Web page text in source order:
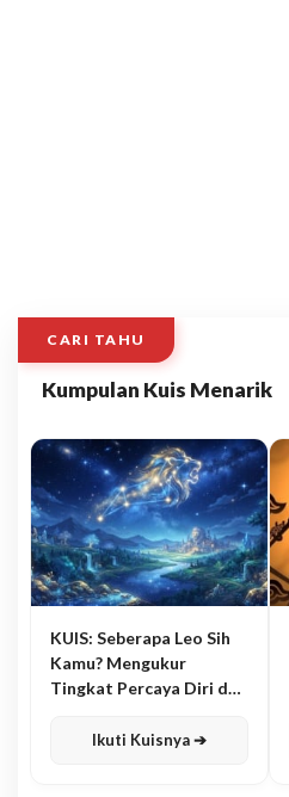
CARI TAHU
Kumpulan Kuis Menarik
KUIS: Seberapa Leo Sih
Kamu? Mengukur
Tingkat Percaya Diri dan
Ikuti Kuisnya ➔